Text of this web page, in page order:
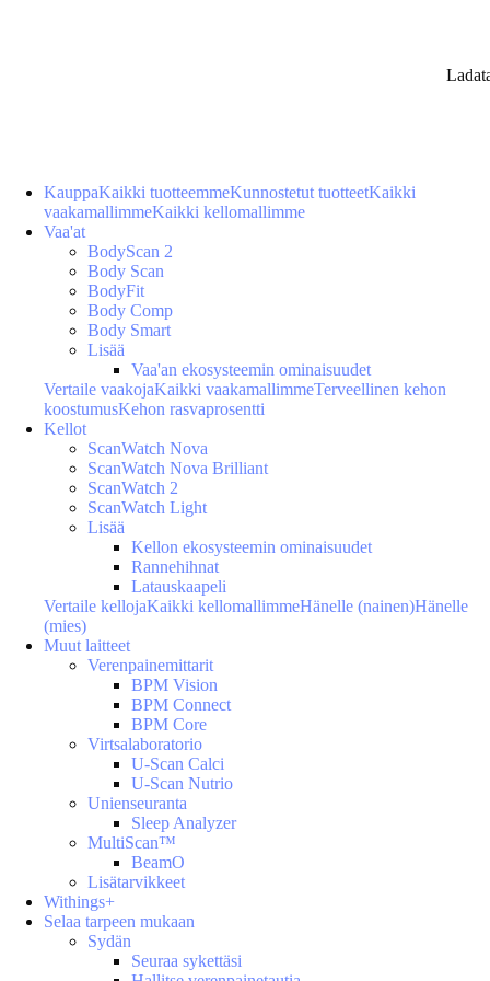
KauppaKaikki tuotteemmeKunnostetut tuotteetKaikki
vaakamallimmeKaikki kellomallimme
Vaa'at
BodyScan 2
Body Scan
BodyFit
Body Comp
Body Smart
Lisää
Vaa'an ekosysteemin ominaisuudet
Vertaile vaakojaKaikki vaakamallimmeTerveellinen kehon
koostumusKehon rasvaprosentti
Kellot
ScanWatch Nova
ScanWatch Nova Brilliant
ScanWatch 2
ScanWatch Light
Lisää
Kellon ekosysteemin ominaisuudet
Rannehihnat
Latauskaapeli
Vertaile kellojaKaikki kellomallimmeHänelle (nainen)Hänelle
(mies)
Muut laitteet
Verenpainemittarit
BPM Vision
BPM Connect
BPM Core
Virtsalaboratorio
U-Scan Calci
U-Scan Nutrio
Unienseuranta
Sleep Analyzer
MultiScan™
BeamO
Lisätarvikkeet
Withings+
Selaa tarpeen mukaan
Sydän
Seuraa sykettäsi